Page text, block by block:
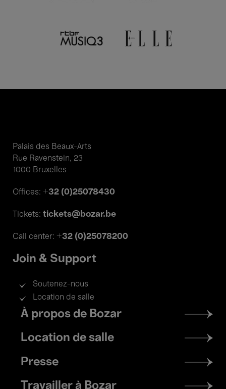
Palais des Beaux-Arts
Rue Ravenstein, 23
1000 Bruxelles
Offices: +32 (0)25078430
Tickets: tickets@bozar.be
Call center: +32 (0)25078200
Join & Support
Soutenez-nous
Location de salle
Footer
menu
À propos de Bozar
Location de salle
Presse
Travailler à Bozar